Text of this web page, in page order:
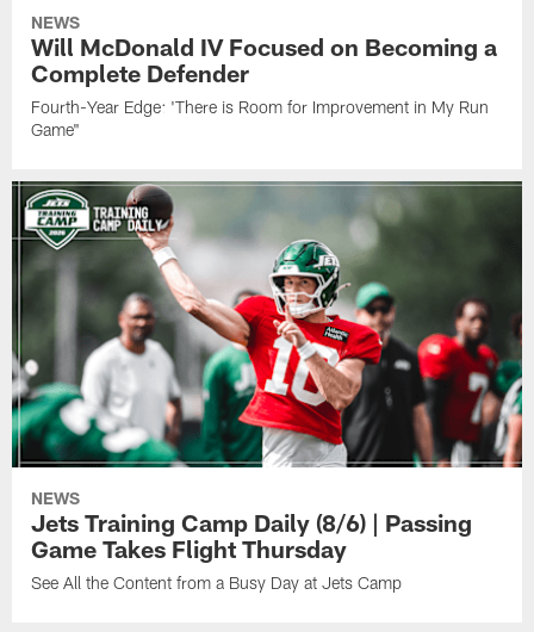
NEWS
Will McDonald IV Focused on Becoming a
Complete Defender
Fourth-Year Edge: 'There is Room for Improvement in My Run
Game"
NEWS
Jets Training Camp Daily (8/6) | Passing
Game Takes Flight Thursday
See All the Content from a Busy Day at Jets Camp